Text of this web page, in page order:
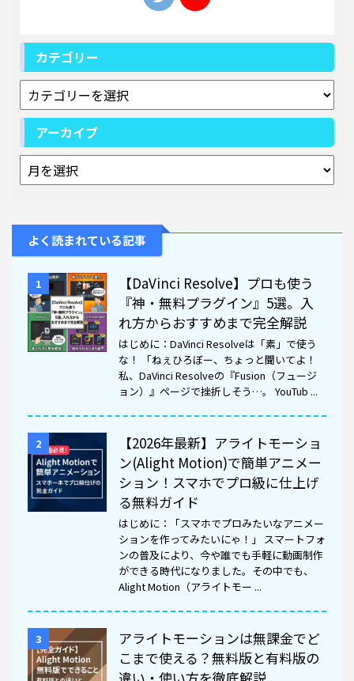
カテゴリー
アーカイブ
よく読まれている記事
1
【DaVinci Resolve】プロも使う
『神・無料プラグイン』5選。入
れ方からおすすめまで完全解説
はじめに：DaVinci Resolveは「素」で使う
な！ 「ねぇひろぼー、ちょっと聞いてよ！
私、DaVinci Resolveの『Fusion（フュージ
ョン）』ページで挫折しそう…。 YouTub ...
2
【2026年最新】アライトモーショ
ン(Alight Motion)で簡単アニメー
ション！スマホでプロ級に仕上げ
る無料ガイド
はじめに：「スマホでプロみたいなアニメー
ションを作ってみたいにゃ！」 スマートフォ
ンの普及により、今や誰でも手軽に動画制作
ができる時代になりました。その中でも、
Alight Motion（アライトモー ...
3
アライトモーションは無課金でど
こまで使える？無料版と有料版の